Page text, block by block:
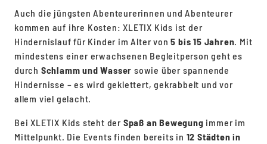
Auch die jüngsten Abenteurerinnen und Abenteurer
kommen auf ihre Kosten: XLETIX Kids ist der
Hindernislauf für Kinder im Alter von5 bis 15 Jahren. Mit
mindestens einer erwachsenen Begleitperson geht es
durch Schlamm und Wasser sowie über spannende
Hindernisse – es wird geklettert, gekrabbelt und vor
allem viel gelacht.
Bei XLETIX Kids steht der Spaß an Bewegung immer im
Mittelpunkt. Die Events finden bereits in 12 Städten in